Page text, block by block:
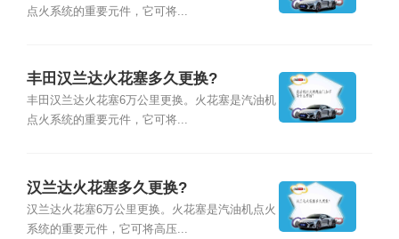
点火系统的重要元件，它可将...
丰田汉兰达火花塞多久更换?
丰田汉兰达火花塞6万公里更换。火花塞是汽油机
点火系统的重要元件，它可将...
汉兰达火花塞多久更换?
汉兰达火花塞6万公里更换。火花塞是汽油机点火
系统的重要元件，它可将高压...